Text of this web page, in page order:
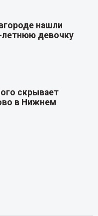
нашли
девочку
скрывает
в Нижнем